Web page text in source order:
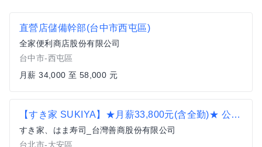
直營店儲備幹部(台中市西屯區)
全家便利商店股份有限公司
台中市-西屯區
月薪 34,000 至 58,000 元
【すき家 SUKIYA】★月薪33,800元(含全勤)★ 公館店 全職
すき家、はま寿司_台灣善商股份有限公司
台北市-大安區